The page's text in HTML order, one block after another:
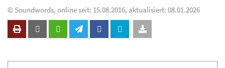
© Soundwords, online seit: 15.08.2016, aktualisiert: 08.01.2026